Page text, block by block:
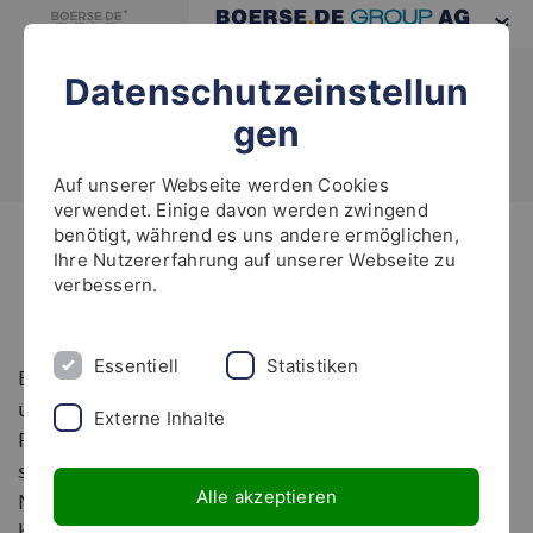
Highlights
Bei Rekordtemperaturen haben die Börsen im Juni
uneinheitlich tendiert. Dabei zeigten die boerse.de-
Fonds innere Stärke, denn während einige Indizes
schwächer tendierten (Dax -0,4%, S&P 500 -1,1%,
Nasdaq 100 -0,2%), konnten sich alle acht
Datenschutzeinstellun
gen
Auf unserer Webseite werden Cookies
verwendet. Einige davon werden zwingend
benötigt, während es uns andere ermöglichen,
Ihre Nutzererfahrung auf unserer Webseite zu
verbessern.
Essentiell Statistiken
Externe Inhalte
Alle akzeptieren